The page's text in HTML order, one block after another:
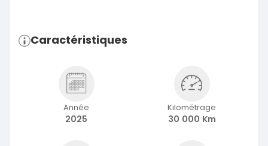
Caractéristiques
Année
2025
Kilométrage
30 000 Km